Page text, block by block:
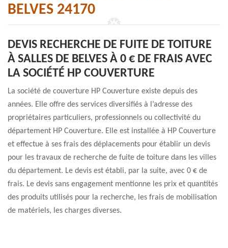
BELVES 24170
DEVIS RECHERCHE DE FUITE DE TOITURE
À SALLES DE BELVES À 0 € DE FRAIS AVEC
LA SOCIÉTÉ HP COUVERTURE
La société de couverture HP Couverture existe depuis des
années. Elle offre des services diversifiés à l’adresse des
propriétaires particuliers, professionnels ou collectivité du
département HP Couverture. Elle est installée à HP Couverture
et effectue à ses frais des déplacements pour établir un devis
pour les travaux de recherche de fuite de toiture dans les villes
du département. Le devis est établi, par la suite, avec 0 € de
frais. Le devis sans engagement mentionne les prix et quantités
des produits utilisés pour la recherche, les frais de mobilisation
de matériels, les charges diverses.